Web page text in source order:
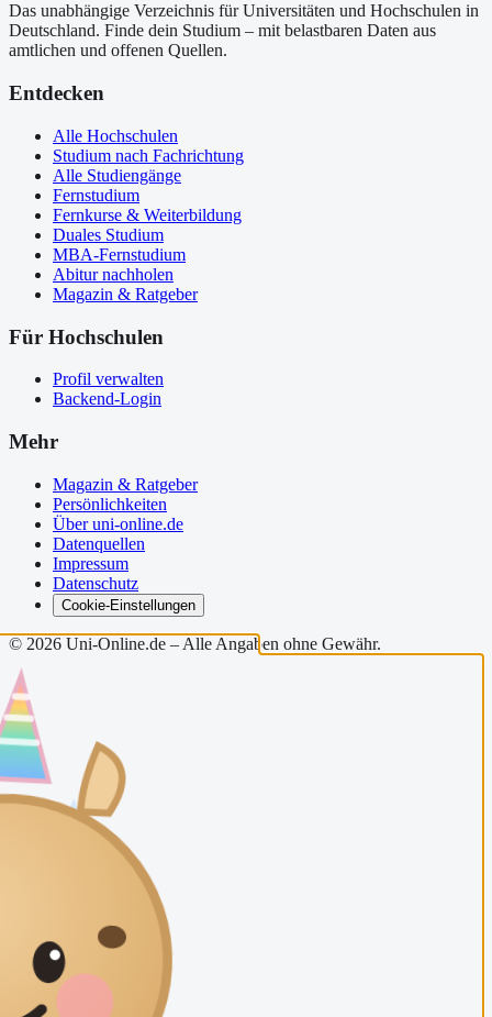
Das unabhängige Verzeichnis für Universitäten und Hochschulen in
Deutschland. Finde dein Studium – mit belastbaren Daten aus
amtlichen und offenen Quellen.
Entdecken
Alle Hochschulen
Studium nach Fachrichtung
Alle Studiengänge
Fernstudium
Fernkurse & Weiterbildung
Duales Studium
MBA-Fernstudium
Abitur nachholen
Magazin & Ratgeber
Für Hochschulen
Profil verwalten
Backend-Login
Mehr
Magazin & Ratgeber
Persönlichkeiten
Über uni-online.de
Datenquellen
Impressum
Datenschutz
Cookie-Einstellungen
© 2026 Uni-Online.de – Alle Angaben ohne Gewähr.